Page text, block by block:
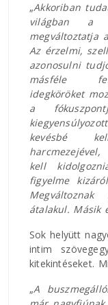
„Akkoriban
világban a
megváltoztatja
Az érzelmi,
azonosulni
másféle
idegköröket
a
kevésbé
kell
figyelme
Megváltoznak
átalakul. Másik
Sok helyütt
intim
kitekintéseket.
„A